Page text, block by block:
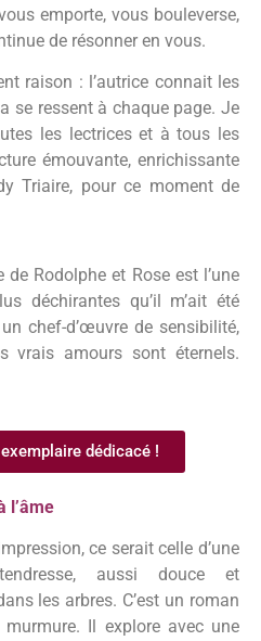
emporte, vous bouleverse,
de résonner en vous.
raison : l’autrice connait les
se ressent à chaque page. Je
les lectrices et à tous les
émouvante, enrichissante
Triaire, pour ce moment de
de Rodolphe et Rose est l’une
déchirantes qu’il m’ait été
chef-d’œuvre de sensibilité,
vrais amours sont éternels.
dédicacé !
l’âme
ce serait celle d’une
aussi douce et
les arbres. C’est un roman
Il explore avec une